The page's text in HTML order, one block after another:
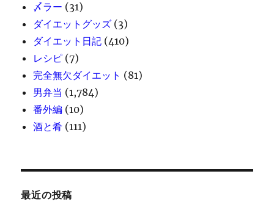
〆ラー (31)
ダイエットグッズ (3)
ダイエット日記 (410)
レシピ (7)
完全無欠ダイエット (81)
男弁当 (1,784)
番外編 (10)
酒と肴 (111)
最近の投稿